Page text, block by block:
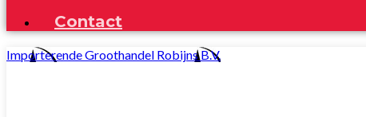
Contact
Importerende Groothandel Robijns B.V.